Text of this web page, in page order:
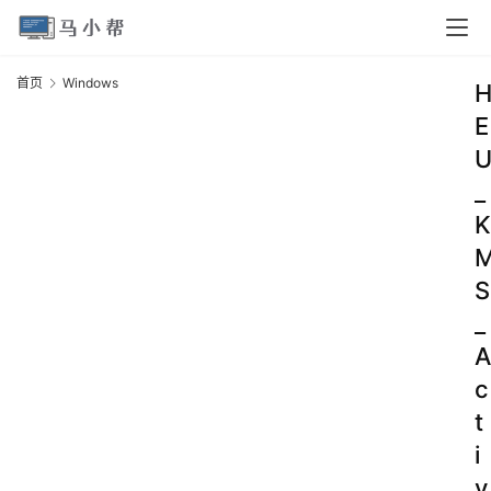
首页 Windows
H
E
U
K
S
A
c
t
i